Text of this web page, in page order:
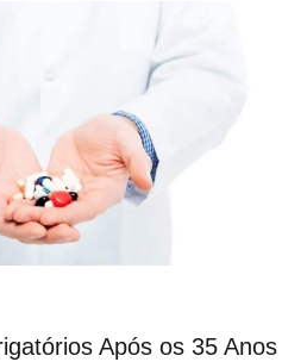
Após os 35 Anos